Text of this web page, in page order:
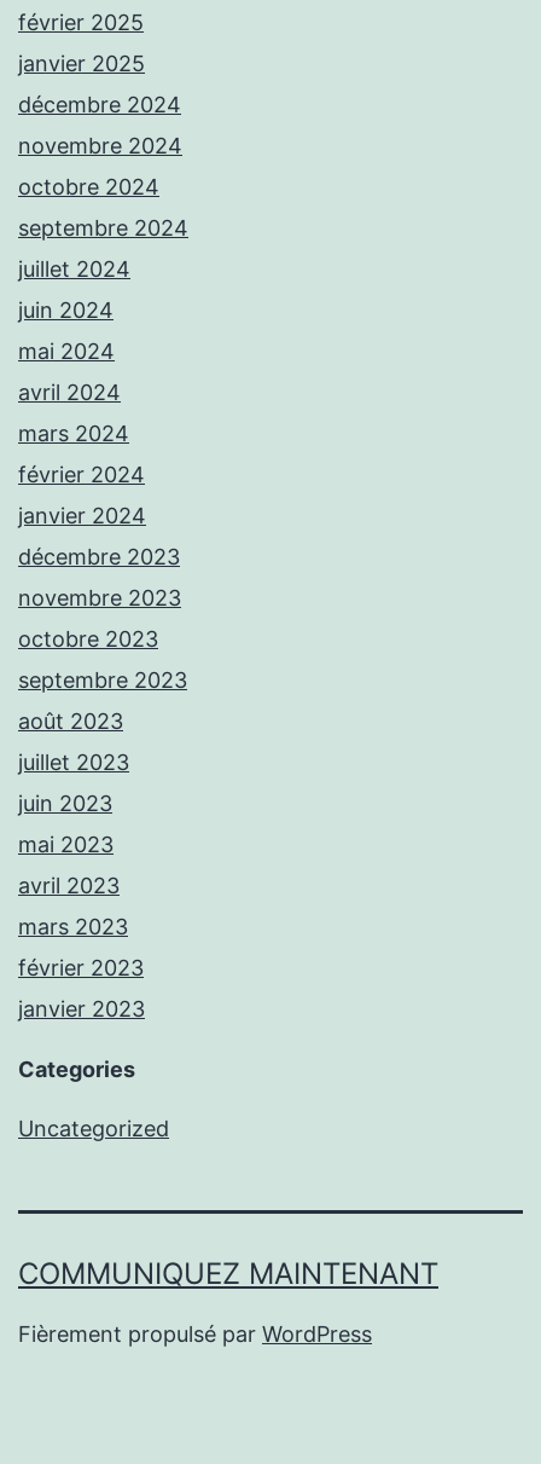
février 2025
janvier 2025
décembre 2024
novembre 2024
octobre 2024
septembre 2024
juillet 2024
juin 2024
mai 2024
avril 2024
mars 2024
février 2024
janvier 2024
décembre 2023
novembre 2023
octobre 2023
septembre 2023
août 2023
juillet 2023
juin 2023
mai 2023
avril 2023
mars 2023
février 2023
janvier 2023
Categories
Uncategorized
COMMUNIQUEZ MAINTENANT
Fièrement propulsé par WordPress